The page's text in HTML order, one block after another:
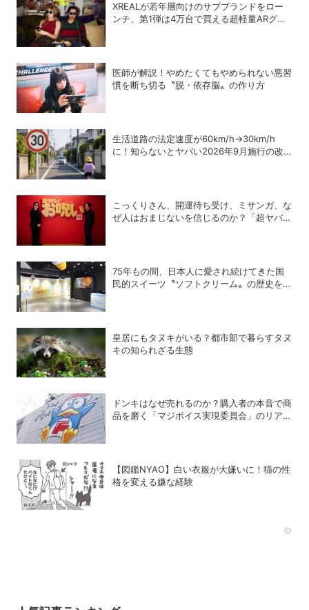
XREALが若年層向けのサブブランドをロー
ンチ、第1弾は4万台で買える超軽量ARグラ
医師が解説！やめたくてもやめられない悪習
慣を断ち切る〝脱・依存脳〟の作り方
生活道路の法定速度が60km/h→30km/h
に！知らないとヤバい2026年9月施行の改
こっくりさん、開運待ち受け、ミサンガ、な
ぜ人はおまじないを信じるのか？「超ヤバイ
75年もの間、日本人に愛され続けてきた国
民的スイーツ〝ソフトクリーム〟の歴史を紐
皇居にもタヌキがいる？都市部で暮らすタヌ
キの知られざる生態
ドンキはなぜ売れるのか？購入者の本音で商
品を磨く「マジボイス実現委員会」のリアル
【図鑑NYAO】白い衣服が大嫌いに！猫の性
格を変える嫌な経験